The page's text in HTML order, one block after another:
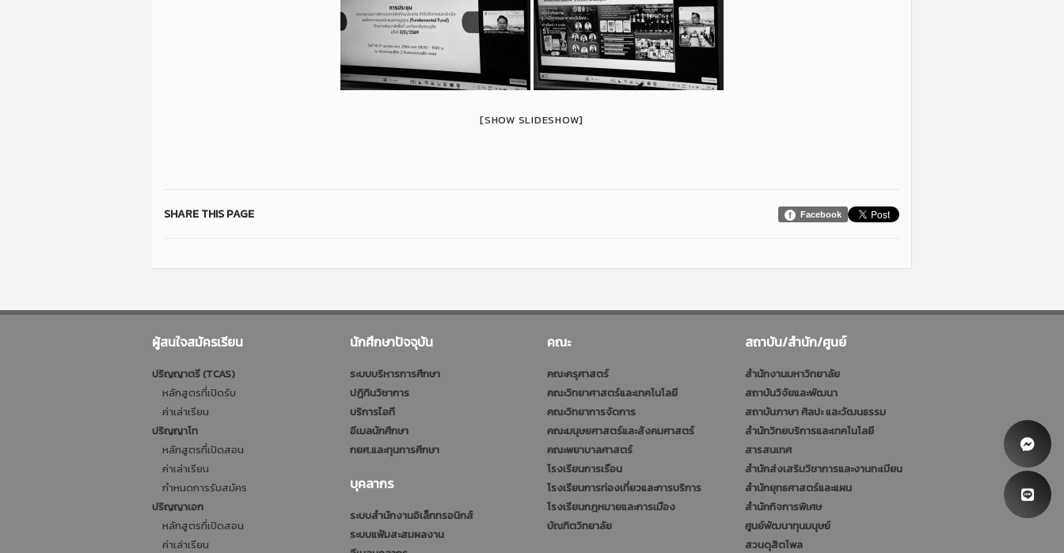
[SHOW SLIDESHOW]
Facebook
SHARE THIS PAGE
ผู้สนใจสมัครเรียน
ปริญญาตรี (TCAS)
หลักสูตรที่เปิดรับ
ค่าเล่าเรียน
ปริญญาโท
หลักสูตรที่เปิดสอน
ค่าเล่าเรียน
กำหนดการรับสมัคร
ปริญญาเอก
หลักสูตรที่เปิดสอน
ค่าเล่าเรียน
นักศึกษาปัจจุบัน
ระบบบริหารการศึกษา
ปฎิทินวิชาการ
บริการไอที
อีเมลนักศึกษา
กยศ.และทุนการศึกษา
บุคลากร
ระบบสำนักงานอิเล็กทรอนิกส์
ระบบแฟ้มสะสมผลงาน
คณะ
คณะครุศาสตร์
คณะวิทยาศาสตร์และเทคโนโลยี
คณะวิทยาการจัดการ
คณะมนุษยศาสตร์และสังคมศาสตร์
คณะพยาบาลศาสตร์
โรงเรียนการเรือน
โรงเรียนการท่องเที่ยวและการบริการ
โรงเรียนกฎหมายและการเมือง
บัณฑิตวิทยาลัย
สถาบัน/สำนัก/ศูนย์
สำนักงานมหาวิทยาลัย
สถาบันวิจัยและพัฒนา
สถาบันภาษา ศิลปะ และวัฒนธรรม
สำนักวิทยบริการและเทคโนโลยี
สารสนเทศ
สำนักส่งเสริมวิชาการและงานทะเบียน
สำนักยุทธศาสตร์และแผน
สำนักกิจการพิเศษ
ศูนย์พัฒนาทุนมนุษย์
สวนดุสิตโพล